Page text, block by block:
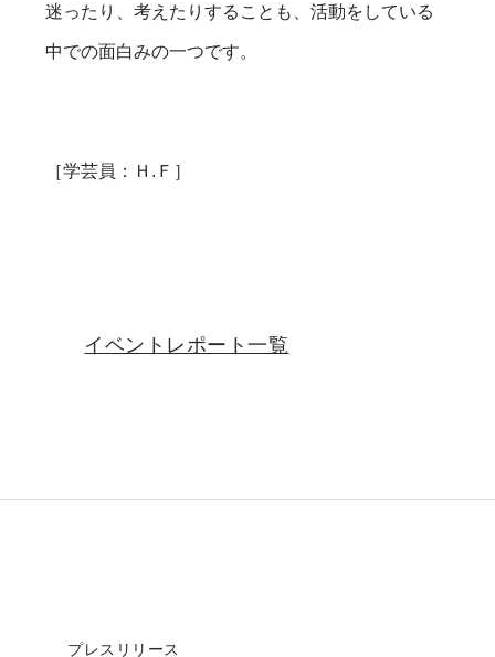
迷ったり、考えたりすることも、活動をしている
中での面白みの一つです。
［学芸員：Ｈ.Ｆ］
イベントレポート一覧
プレスリリース